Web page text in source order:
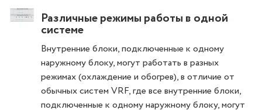
Различные режимы работы в одной
системе
Внутренние блоки, подключенные к одному
наружному блоку, могут работать в разных
режимах (охлаждение и обогрев), в отличие от
обычных систем VRF, где все внутренние блоки,
подключенные к одному наружному блоку, могут